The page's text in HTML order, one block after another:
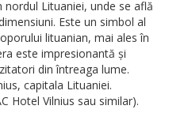
nordul Lituaniei, unde se află
Este un simbol al
lituanian, mai ales în
este impresionantă și
din întreaga lume.
capitala Lituaniei.
Hotel Vilnius sau similar).